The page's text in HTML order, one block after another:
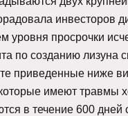
инвесторов
уровня просрочки
по созданию лизуна
приведенные ниже
имеют травмы
в течение 600 дней